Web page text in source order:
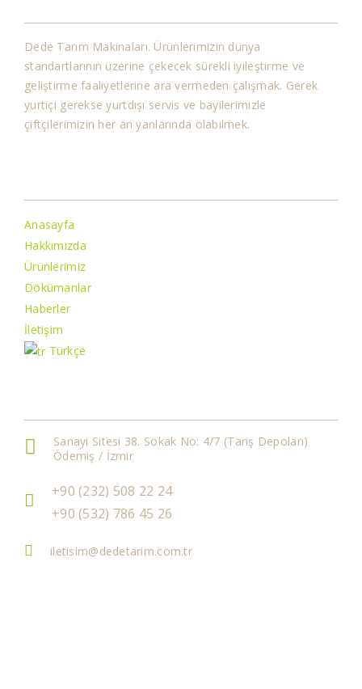
Dede Tarım Makinaları. Ürünlerimizin dünya
standartlarının üzerine çekecek sürekli iyileştirme ve
geliştirme faaliyetlerine ara vermeden çalışmak. Gerek
yurtiçi gerekse yurtdışı servis ve bayilerimizle
çiftçilerimizin her an yanlarında olabilmek.
Anasayfa
Hakkımızda
Ürünlerimiz
Dökümanlar
Haberler
İletişim
Türkçe
Sanayi Sitesi 38. Sokak No: 4/7 (Tariş Depoları)
Ödemiş / İzmir
+90 (232) 508 22 24
+90 (532) 786 45 26
iletisim@dedetarim.com.tr